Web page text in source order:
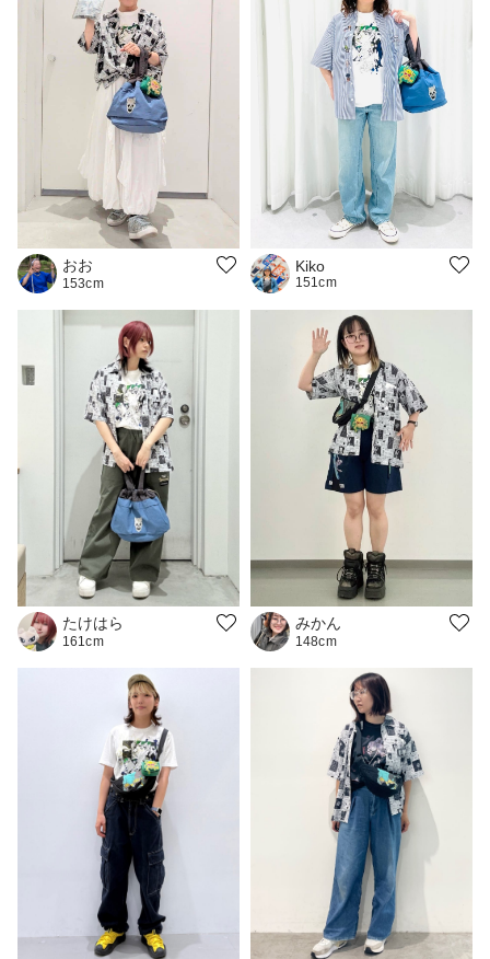
おお
153cm
Kiko
151cm
たけはら
161cm
みかん
148cm